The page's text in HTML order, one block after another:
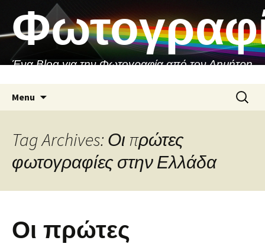
content
Ένα Blog για την Φωτογραφία από τον Δημήτρη
Menu
Search
for:
Tag Archives: Οι πρώτες
φωτογραφίες στην Ελλάδα
Οι πρώτες